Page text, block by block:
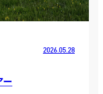
2026.05.28
ー